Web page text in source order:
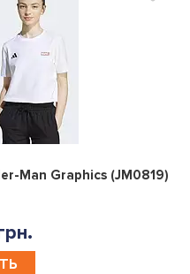
0
Man Graphics (JM0819)